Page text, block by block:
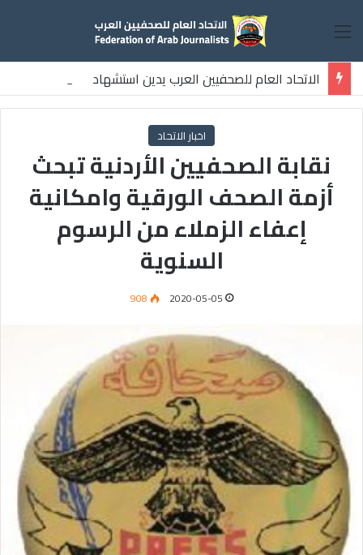
القائمة
الاتحاد العام للصحفيين العرب يدين استشهاد
ثلاثة صحفيين فلسطينيين باستهداف إسرائيلي وسط قطاع غزة
اخبار الاتحاد
نقابة الصحفيين الأردنية تبحث
أزمة الصحف الورقية وامكانية
إعفاء الزملاء من الرسوم
السنوية
2020-05-05
908